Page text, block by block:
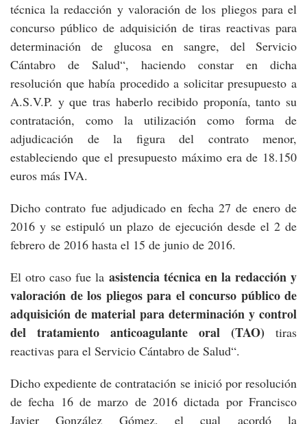
técnica la redacción y valoración de los pliegos para el
concurso público de adquisición de tiras reactivas para
determinación de glucosa en sangre, del Servicio
Cántabro de Salud“, haciendo constar en dicha
resolución que había procedido a solicitar presupuesto a
A.S.V.P. y que tras haberlo recibido proponía, tanto su
contratación, como la utilización como forma de
adjudicación de la figura del contrato menor,
estableciendo que el presupuesto máximo era de 18.150
euros más IVA.
Dicho contrato fue adjudicado en fecha 27 de enero de
2016 y se estipuló un plazo de ejecución desde el 2 de
febrero de 2016 hasta el 15 de junio de 2016.
El otro caso fue la asistencia técnica en la redacción y
valoración de los pliegos para el concurso público de
adquisición de material para determinación y control
del tratamiento anticoagulante oral (TAO) tiras
reactivas para el Servicio Cántabro de Salud“.
Dicho expediente de contratación se inició por resolución
de fecha 16 de marzo de 2016 dictada por Francisco
Javier González Gómez, el cual acordó la